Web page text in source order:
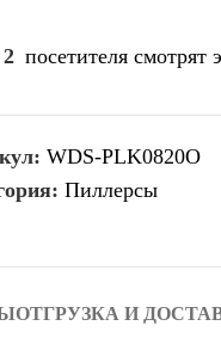
2 посетителя смотрят
WDS-PLK0820O
Пиллерсы
ОТГРУЗКА И